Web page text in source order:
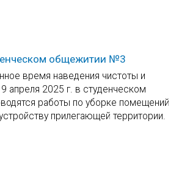
общежитии №3
время наведения чистоты и
апреля 2025 г. в студенческом
работы по уборке помещений
прилегающей территории.